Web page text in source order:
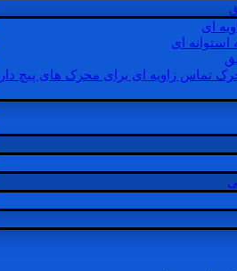
ای
ای
تماس زاویه ای برای محرک های پیچ دار